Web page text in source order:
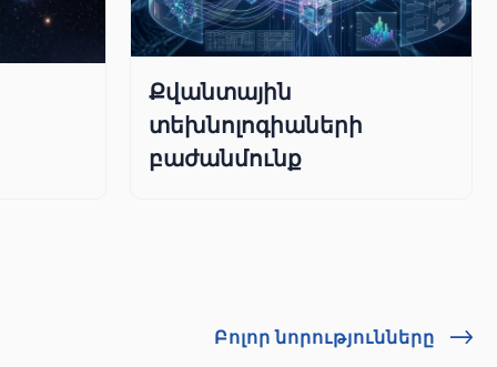
Քվանտային
տեխնոլոգիաների
բաժանմունք
Բոլոր նորությունները